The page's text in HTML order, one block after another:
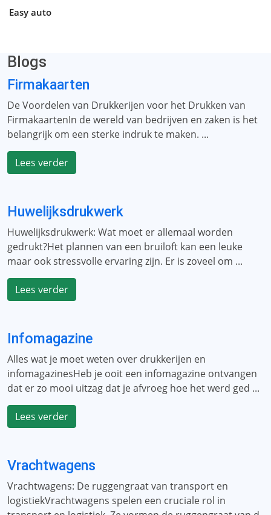
Easy auto
Blogs
Firmakaarten
De Voordelen van Drukkerijen voor het Drukken van
FirmakaartenIn de wereld van bedrijven en zaken is het
belangrijk om een ​​sterke indruk te maken. ...
Lees verder
Huwelijksdrukwerk
Huwelijksdrukwerk: Wat moet er allemaal worden
gedrukt?Het plannen van een bruiloft kan een leuke
maar ook stressvolle ervaring zijn. Er is zoveel om ...
Lees verder
Infomagazine
Alles wat je moet weten over drukkerijen en
infomagazinesHeb je ooit een infomagazine ontvangen
dat er zo mooi uitzag dat je afvroeg hoe het werd ged ...
Lees verder
Vrachtwagens
Vrachtwagens: De ruggengraat van transport en
logistiekVrachtwagens spelen een cruciale rol in